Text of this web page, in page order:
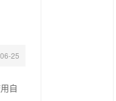
25
自